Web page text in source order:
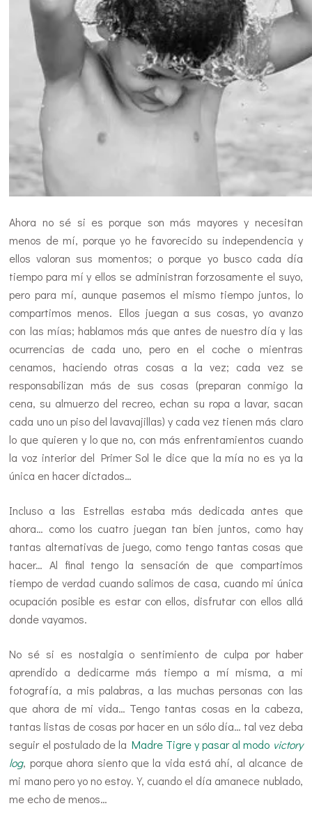
Ahora no sé si es porque son más mayores y necesitan
menos de mí, porque yo he favorecido su independencia y
ellos valoran sus momentos; o porque yo busco cada día
tiempo para mí y ellos se administran forzosamente el suyo,
pero para mí, aunque pasemos el mismo tiempo juntos, lo
compartimos menos. Ellos juegan a sus cosas, yo avanzo
con las mías; hablamos más que antes de nuestro día y las
ocurrencias de cada uno, pero en el coche o mientras
cenamos, haciendo otras cosas a la vez; cada vez se
responsabilizan más de sus cosas (preparan conmigo la
cena, su almuerzo del recreo, echan su ropa a lavar, sacan
cada uno un piso del lavavajillas) y cada vez tienen más claro
lo que quieren y lo que no, con más enfrentamientos cuando
la voz interior del Primer Sol le dice que la mía no es ya la
única en hacer dictados…
Incluso a las Estrellas estaba más dedicada antes que
ahora… como los cuatro juegan tan bien juntos, como hay
tantas alternativas de juego, como tengo tantas cosas que
hacer… Al final tengo la sensación de que compartimos
tiempo de verdad cuando salimos de casa, cuando mi única
ocupación posible es estar con ellos, disfrutar con ellos allá
donde vayamos.
No sé si es nostalgia o sentimiento de culpa por haber
aprendido a dedicarme más tiempo a mí misma, a mi
fotografía, a mis palabras, a las muchas personas con las
que ahora de mi vida… Tengo tantas cosas en la cabeza,
tantas listas de cosas por hacer en un sólo día… tal vez deba
seguir el postulado de la Madre Tigre y pasar al modo victory
log, porque ahora siento que la vida está ahí, al alcance de
mi mano pero yo no estoy. Y, cuando el día amanece nublado,
me echo de menos…